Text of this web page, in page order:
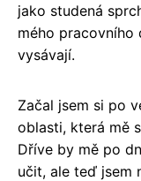
jako studená
mého pracovního
vysávají.
Začal jsem si po
oblasti, která mě
Dříve by mě po
učit, ale teď jsem